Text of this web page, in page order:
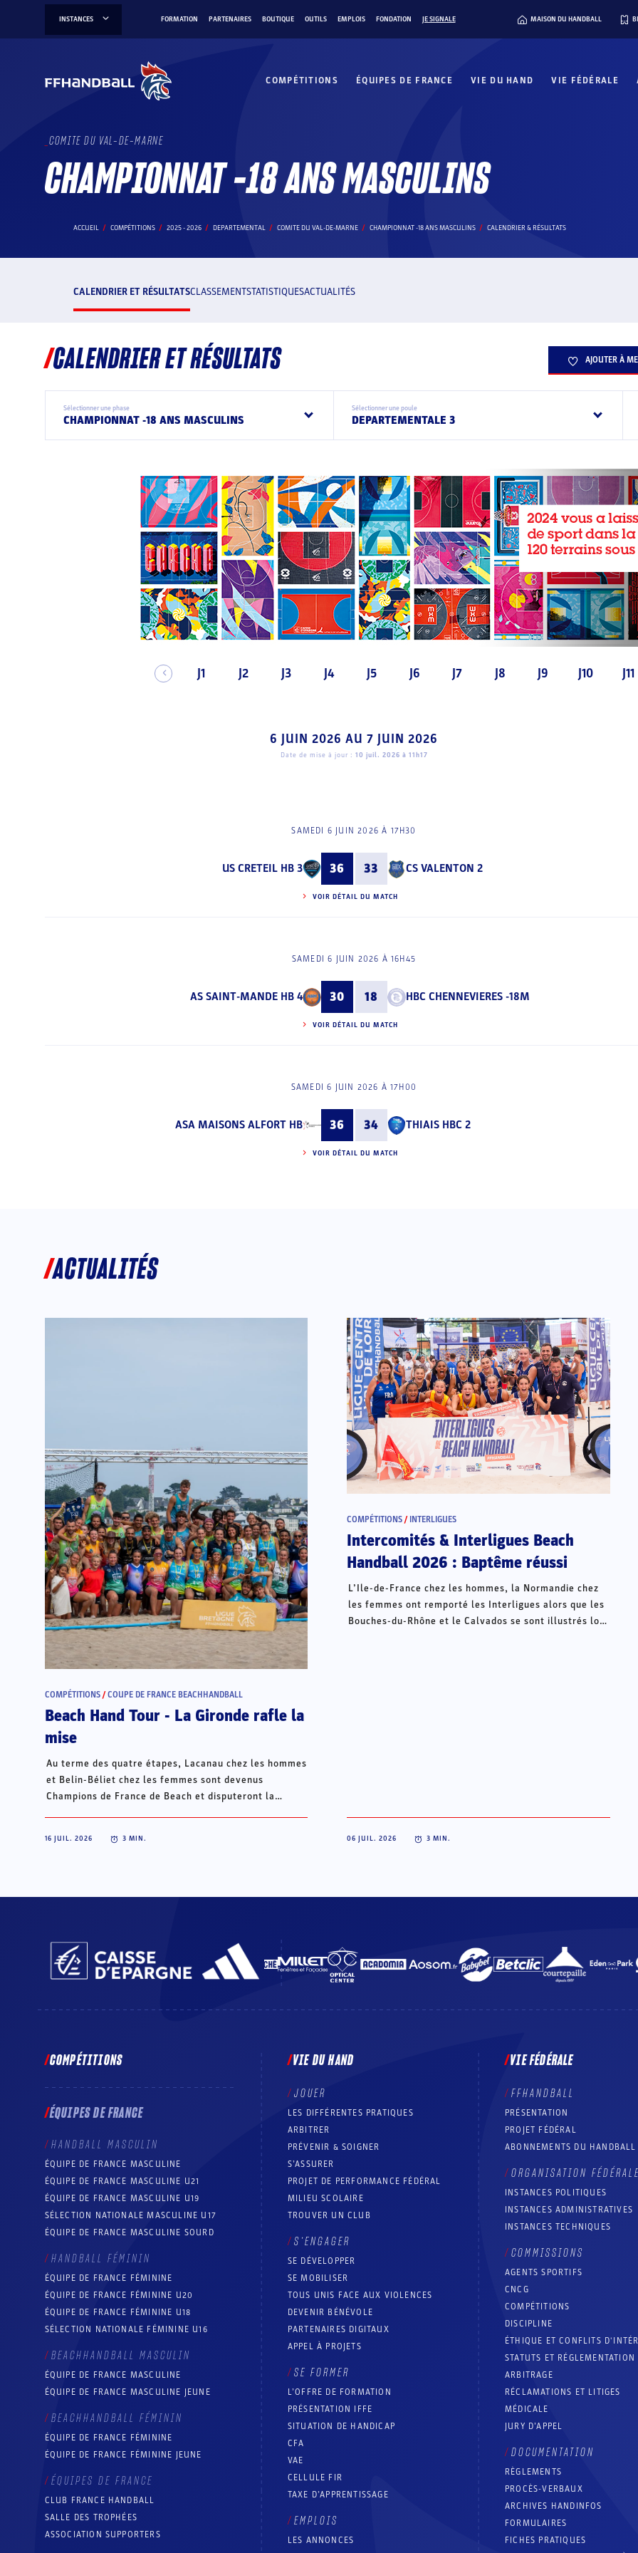
INSTANCES FORMATION PARTENAIRES BOUTIQUE OUTILS EMPLOIS FONDATION JE SIGNALE MAISON DU HANDBALL
COMPÉTITIONS ÉQUIPES DE FRANCE VIE DU HAND VIE FÉDÉRALE
COMITE DU VAL-DE-MARNE
CHAMPIONNAT -18 ANS MASCULINS
ACCUEIL COMPÉTITIONS 2025 - 2026 DEPARTEMENTAL COMITE DU VAL-DE-MARNE CHAMPIONNAT -18 ANS MASCULINS CALENDRIER & RÉSULTATS
CALENDRIER ET RÉSULTATSCLASSEMENTSTATISTIQUESACTUALITÉS
CALENDRIER ET RÉSULTATS AJOUTER À
Sélectionner une phase
CHAMPIONNAT -18 ANS MASCULINS
Sélectionner une poule
DEPARTEMENTALE 3
J1 J2 J3 J4 J5 J6 J7 J8 J9 J10 J11
6 JUIN 2026 AU 7 JUIN 2026
Date de mise à jour : 10 juil. 2026 à 11h17
SAMEDI 6 JUIN 2026 À 17H30
US CRETEIL HB 3 36 33 CS VALENTON 2
VOIR DÉTAIL DU MATCH
SAMEDI 6 JUIN 2026 À 16H45
AS SAINT-MANDE HB 4 30 18 HBC CHENNEVIERES -18M
VOIR DÉTAIL DU MATCH
SAMEDI 6 JUIN 2026 À 17H00
ASA MAISONS ALFORT HB 36 34 THIAIS HBC 2
VOIR DÉTAIL DU MATCH
ACTUALITÉS
COMPÉTITIONS /COUPE DE FRANCE BEACHHANDBALL
Beach Hand Tour - La Gironde rafle la
mise
Au terme des quatre étapes, Lacanau chez les hommes
et Belin-Béliet chez les femmes sont devenus
Champions de France de Beach et disputeront la
16 JUIL. 2026 3 MIN.
COMPÉTITIONS / INTERLIGUES
Intercomités & Interligues Beach
Handball 2026 : Baptême réussi
L’Ile-de-France chez les hommes, la Normandie chez
les femmes ont remporté les Interligues alors que les
Bouches-du-Rhône et le Calvados se sont illustrés lors
06 JUIL. 2026 3 MIN.
COMPÉTITIONS
ÉQUIPES DE FRANCE
HANDBALL MASCULIN
ÉQUIPE DE FRANCE MASCULINE
ÉQUIPE DE FRANCE MASCULINE U21
ÉQUIPE DE FRANCE MASCULINE U19
SÉLECTION NATIONALE MASCULINE U17
ÉQUIPE DE FRANCE MASCULINE SOURD
HANDBALL FÉMININ
ÉQUIPE DE FRANCE FÉMININE
ÉQUIPE DE FRANCE FÉMININE U20
ÉQUIPE DE FRANCE FÉMININE U18
SÉLECTION NATIONALE FÉMININE U16
BEACHHANDBALL MASCULIN
ÉQUIPE DE FRANCE MASCULINE
ÉQUIPE DE FRANCE MASCULINE JEUNE
BEACHHANDBALL FÉMININ
ÉQUIPE DE FRANCE FÉMININE
ÉQUIPE DE FRANCE FÉMININE JEUNE
ÉQUIPES DE FRANCE
CLUB FRANCE HANDBALL
SALLE DES TROPHÉES
ASSOCIATION SUPPORTERS
VIE DU HAND
JOUER
LES DIFFÉRENTES PRATIQUES
ARBITRER
PRÉVENIR & SOIGNER
S’ASSURER
PROJET DE PERFORMANCE FÉDÉRAL
MILIEU SCOLAIRE
TROUVER UN CLUB
S’ENGAGER
SE DÉVELOPPER
SE MOBILISER
TOUS UNIS FACE AUX VIOLENCES
DEVENIR BÉNÉVOLE
PARTENAIRES DIGITAUX
APPEL À PROJETS
SE FORMER
L’OFFRE DE FORMATION
PRÉSENTATION IFFE
SITUATION DE HANDICAP
CFA
VAE
CELLULE FIR
TAXE D’APPRENTISSAGE
EMPLOIS
LES ANNONCES
VIE FÉDÉRALE
FFHANDBALL
PRÉSENTATION
PROJET FÉDÉRAL
ABONNEMENTS DU HANDBALL
ORGANISATION FÉDÉRALE
INSTANCES POLITIQUES
INSTANCES ADMINISTRATIVES
INSTANCES TECHNIQUES
COMMISSIONS
AGENTS SPORTIFS
CNCG
COMPÉTITIONS
DISCIPLINE
ÉTHIQUE ET CONFLITS
STATUTS ET RÉGLEMENTATION
ARBITRAGE
RÉCLAMATIONS ET LITIGES
MÉDICALE
JURY D’APPEL
DOCUMENTATION
RÈGLEMENTS
PROCÈS-VERBAUX
ARCHIVES HANDINFOS
FORMULAIRES
FICHES PRATIQUES